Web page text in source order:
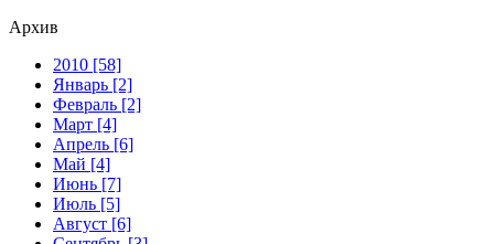
Архив
2010 [58]
Январь [2]
Февраль [2]
Март [4]
Апрель [6]
Май [4]
Июнь [7]
Июль [5]
Август [6]